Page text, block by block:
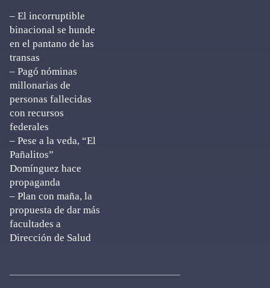
– El incorruptible
binacional se hunde
en el pantano de las
transas
– Pagó nóminas
millonarias de
personas fallecidas
con recursos
federales
– Pese a la veda, “El
Pañalitos”
Domínguez hace
propaganda
– Plan con maña, la
propuesta de dar más
facultades a
Dirección de Salud